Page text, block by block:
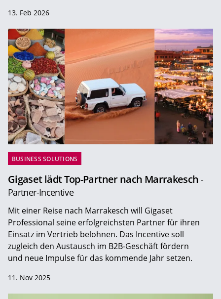
13. Feb 2026
BUSINESS SOLUTIONS
Gigaset lädt Top-Partner nach Marrakesch -
Partner-Incentive
Mit einer Reise nach Marrakesch will Gigaset
Professional seine erfolgreichsten Partner für ihren
Einsatz im Vertrieb belohnen. Das Incentive soll
zugleich den Austausch im B2B-Geschäft fördern
und neue Impulse für das kommende Jahr setzen.
11. Nov 2025